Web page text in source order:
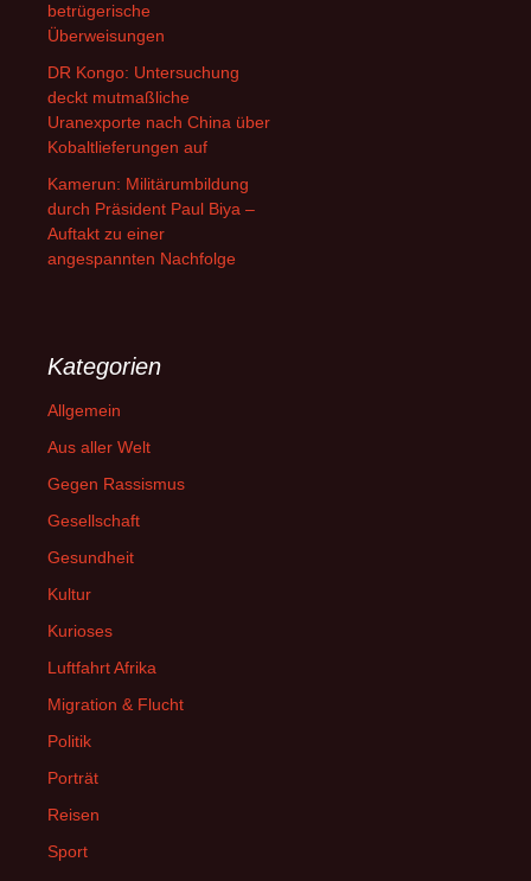
betrügerische
Überweisungen
DR Kongo: Untersuchung
deckt mutmaßliche
Uranexporte nach China über
Kobaltlieferungen auf
Kamerun: Militärumbildung
durch Präsident Paul Biya –
Auftakt zu einer
angespannten Nachfolge
Kategorien
Allgemein
Aus aller Welt
Gegen Rassismus
Gesellschaft
Gesundheit
Kultur
Kurioses
Luftfahrt Afrika
Migration & Flucht
Politik
Porträt
Reisen
Sport